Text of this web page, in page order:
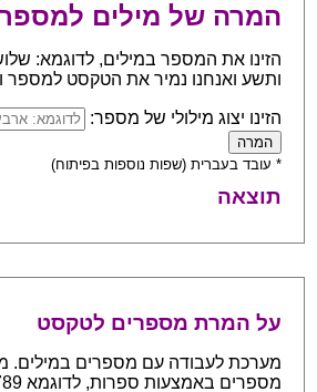
המרה של מילים
הזינו את המספר במילים, לדוגמא:
ותשע ואנחנו נמיר את הטקסט למספר
הזינו יצוג מילולי של מספר:
* עובד בעברית (שפות נוספות בפיתוח)
תוצאה
על המרת מספרים לטקסט
מערכת לעבודה עם מספרים במילים.